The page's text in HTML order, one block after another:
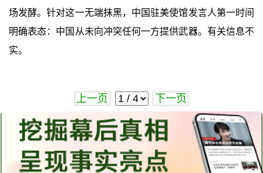
场发酵。针对这一无端抹黑，中国驻美使馆发言人第一时间
明确表态：中国从未向冲突任何一方提供武器。有关信息不
实。
上一页 下一页